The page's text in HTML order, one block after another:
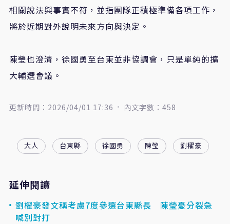
相關說法與事實不符，並指團隊正積極準備各項工作，
將於近期對外說明未來方向與決定。
陳瑩也澄清，徐國勇至台東並非協調會，只是單純的擴
大輔選會議。
更新時間：2026/04/01 17:36 內文字數：458
大人 台東縣 徐國勇 陳瑩 劉櫂豪
延伸閱讀
劉櫂豪發文稱考慮7度參選台東縣長 陳瑩憂分裂急
喊別對打